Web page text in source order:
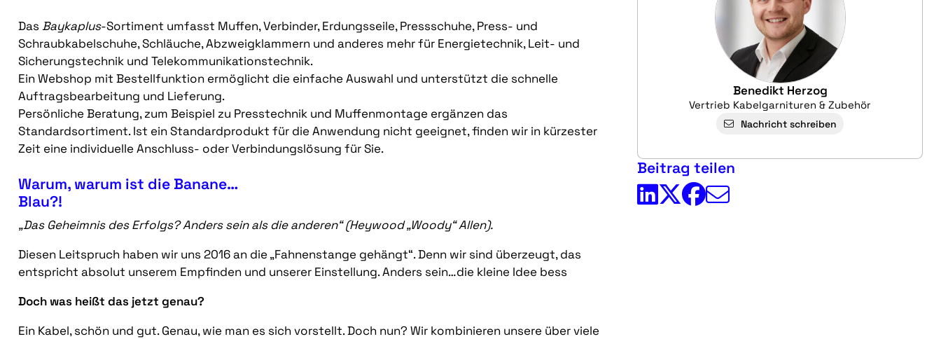
Das Baykaplus-Sortiment umfasst Muffen, Verbinder, Erdungsseile, Pressschuhe, Press- und
Schraubkabelschuhe, Schläuche, Abzweigklammern und anderes mehr für Energietechnik, Leit- und
Sicherungstechnik und Telekommunikationstechnik.
Ein Webshop mit Bestellfunktion ermöglicht die einfache Auswahl und unterstützt die schnelle
Auftragsbearbeitung und Lieferung.
Persönliche Beratung, zum Beispiel zu Presstechnik und Muffenmontage ergänzen das
Standardsortiment. Ist ein Standardprodukt für die Anwendung nicht geeignet, finden wir in kürzester
Zeit eine individuelle Anschluss- oder Verbindungslösung für Sie.
Warum, warum ist die Banane…
Blau?!
„Das Geheimnis des Erfolgs? Anders sein als die anderen“ (Heywood „Woody“ Allen).
Diesen Leitspruch haben wir uns 2016 an die „Fahnenstange gehängt“. Denn wir sind überzeugt, das
entspricht absolut unserem Empfinden und unserer Einstellung. Anders sein…die kleine Idee bess
Doch was heißt das jetzt genau?
Ein Kabel, schön und gut. Genau, wie man es sich vorstellt. Doch nun? Wir kombinieren unsere über viele
Benedikt Herzog
Vertrieb Kabelgarnituren & Zubehör
Nachricht schreiben
Beitrag teilen